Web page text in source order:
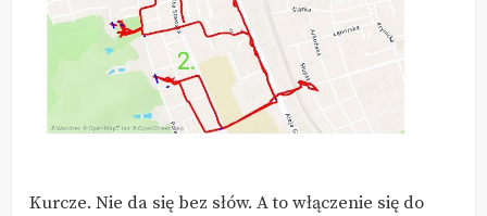
Kurcze. Nie da się bez słów. A to włączenie się do